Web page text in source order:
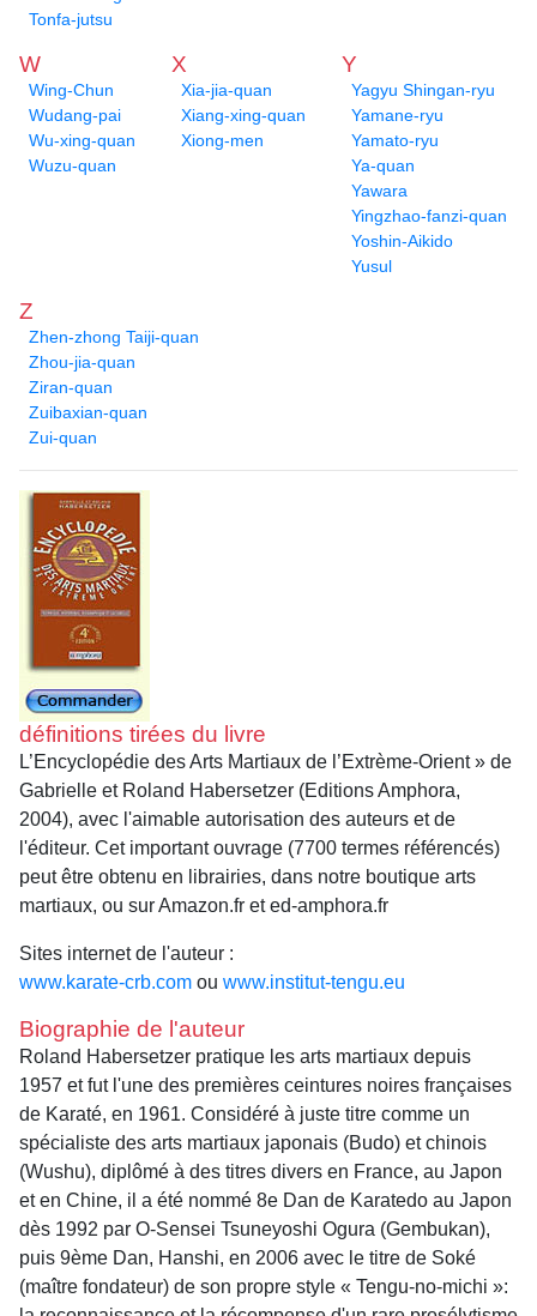
Tonfa-jutsu
W
Wing-Chun
Wudang-pai
Wu-xing-quan
Wuzu-quan
X
Xia-jia-quan
Xiang-xing-quan
Xiong-men
Y
Yagyu Shingan-ryu
Yamane-ryu
Yamato-ryu
Ya-quan
Yawara
Yingzhao-fanzi-quan
Yoshin-Aikido
Yusul
Z
Zhen-zhong Taiji-quan
Zhou-jia-quan
Ziran-quan
Zuibaxian-quan
Zui-quan
définitions tirées du livre
L’Encyclopédie des Arts Martiaux de l’Extrème-Orient » de
Gabrielle et Roland Habersetzer (Editions Amphora,
2004), avec l'aimable autorisation des auteurs et de
l'éditeur. Cet important ouvrage (7700 termes référencés)
peut être obtenu en librairies, dans notre boutique arts
martiaux, ou sur Amazon.fr et ed-amphora.fr
Sites internet de l'auteur :
www.karate-crb.com ou www.institut-tengu.eu
Biographie de l'auteur
Roland Habersetzer pratique les arts martiaux depuis
1957 et fut l'une des premières ceintures noires françaises
de Karaté, en 1961. Considéré à juste titre comme un
spécialiste des arts martiaux japonais (Budo) et chinois
(Wushu), diplômé à des titres divers en France, au Japon
et en Chine, il a été nommé 8e Dan de Karatedo au Japon
dès 1992 par O-Sensei Tsuneyoshi Ogura (Gembukan),
puis 9ème Dan, Hanshi, en 2006 avec le titre de Soké
(maître fondateur) de son propre style « Tengu-no-michi »: